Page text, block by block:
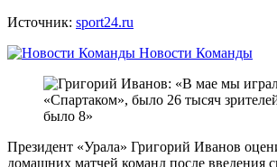
Источник: sport24.ru
Новости Команды
Президент «Урала» Григорий Иванов
домашних матчей команд после введения